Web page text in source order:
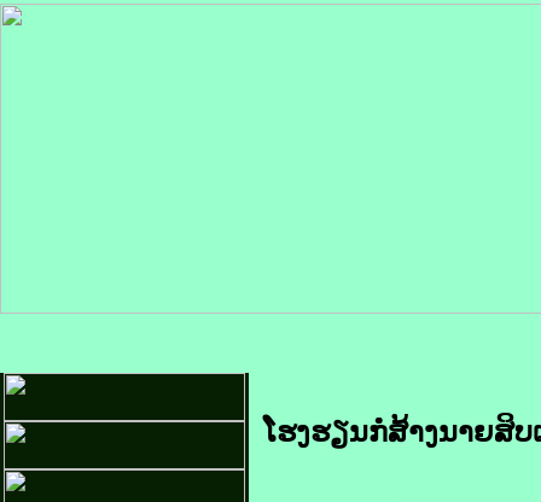
ໂຮງຮຽນກໍ່ສ້າງນາຍສິບ